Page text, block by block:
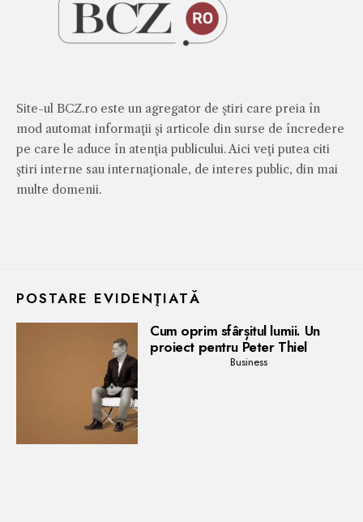
Site-ul BCZ.ro este un agregator de ştiri care preia în
mod automat informaţii şi articole din surse de încredere
pe care le aduce în atenţia publicului. Aici veţi putea citi
ştiri interne sau internaţionale, de interes public, din mai
multe domenii.
POSTARE EVIDENŢIATĂ
Cum oprim sfârșitul lumii. Un
proiect pentru Peter Thiel
Business